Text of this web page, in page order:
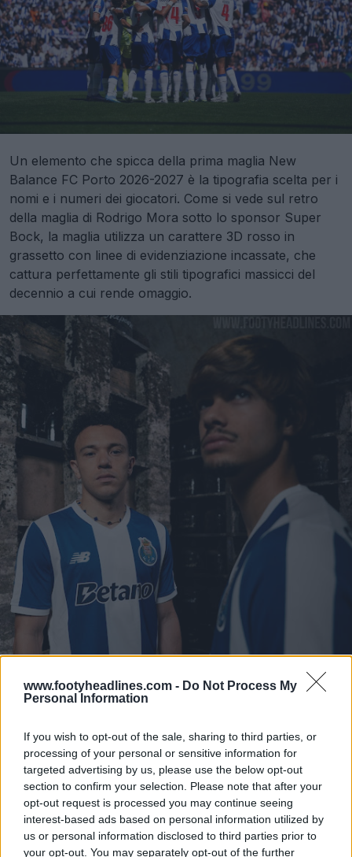
www.footyheadlines.com - Do Not Process My
Personal Information
If you wish to opt-out of the sale, sharing to third parties, or
processing of your personal or sensitive information for
targeted advertising by us, please use the below opt-out
section to confirm your selection. Please note that after your
opt-out request is processed you may continue seeing
interest-based ads based on personal information utilized by
us or personal information disclosed to third parties prior to
your opt-out. You may separately opt-out of the further
Un elemento che spicca della prima maglia New
Balance FC Porto 2026-2027 è la tipografia scelta per i
nomi e i numeri dei giocatori. Come si vede sul retro
della maglia di Rodrigo Mora sotto lo sponsor Super
Bock, la maglia utilizza un carattere 3D rosso in
grassetto con linee di evidenziazione incassate, che
cattura perfettamente gli stili tipografici massicci del
decennio a cui rende omaggio.